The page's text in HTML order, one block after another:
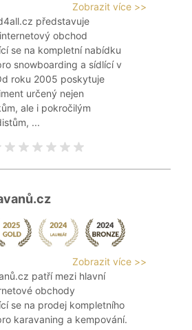
Zobrazit více >>
představuje
obchod
se na kompletní nabídku
snowboarding a sídlící v
roku 2005 poskytuje
určený nejen
ale i pokročilým
...
Zobrazit více >>
patří mezi hlavní
obchody
se na prodej kompletního
karavaning a kempování.